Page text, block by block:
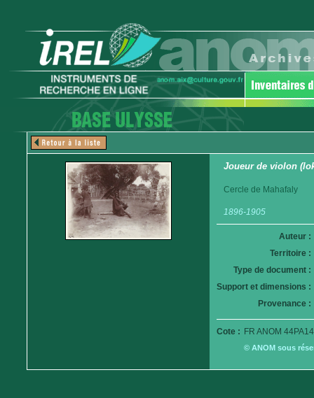
Joueur de violon
Cercle de Mahafaly
1896-1905
Auteur :
Territoire :
Type de document :
Support et dimensions :
Provenance :
Cote : FR ANOM
© ANOM sous